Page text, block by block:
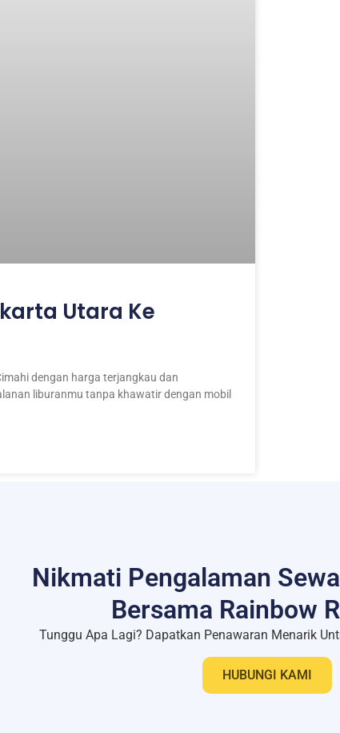
Utara Ke
dengan harga terjangkau dan
liburanmu tanpa khawatir dengan mobil
Nikmati Pengalaman
Bersama Rainbow
Tunggu Apa Lagi? Dapatkan Penawaran Menarik
HUBUNGI KAMI